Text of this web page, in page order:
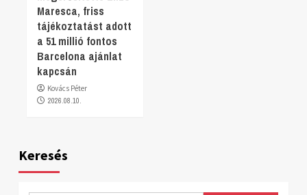
Maresca, friss
tájékoztatást adott
a 51 millió fontos
Barcelona ajánlat
kapcsán
Kovács Péter
2026.08.10.
Keresés